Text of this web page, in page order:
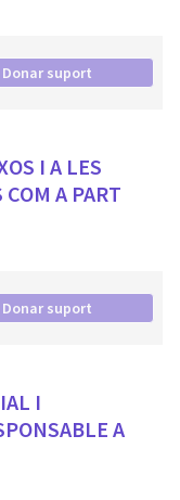
Donar suport
I A LES
A PART
Donar suport
I
A